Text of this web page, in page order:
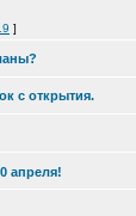
]
с открытия.
апреля!